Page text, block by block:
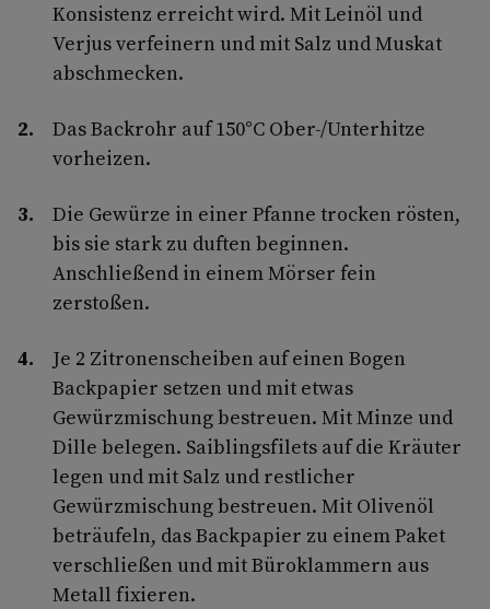
Konsistenz erreicht wird. Mit Leinöl und
Verjus verfeinern und mit Salz und Muskat
abschmecken.
Das Backrohr auf 150°C Ober-/Unterhitze
vorheizen.
Die Gewürze in einer Pfanne trocken rösten,
bis sie stark zu duften beginnen.
Anschließend in einem Mörser fein
zerstoßen.
Je 2 Zitronenscheiben auf einen Bogen
Backpapier setzen und mit etwas
Gewürzmischung bestreuen. Mit Minze und
Dille belegen. Saiblingsfilets auf die Kräuter
legen und mit Salz und restlicher
Gewürzmischung bestreuen. Mit Olivenöl
beträufeln, das Backpapier zu einem Paket
verschließen und mit Büroklammern aus
Metall fixieren.